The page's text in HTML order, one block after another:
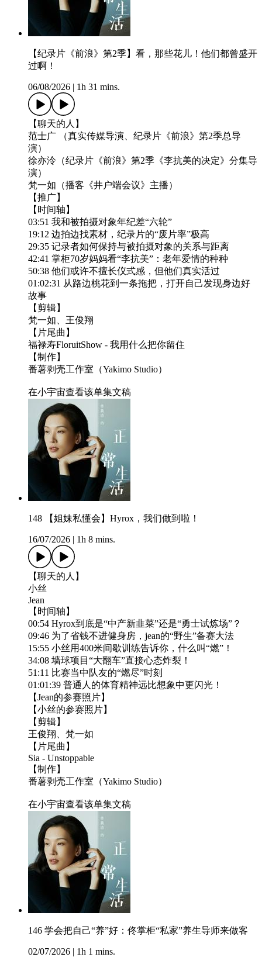
【纪录片《前浪》第2季】看，那些花儿！他们都曾盛开
过啊！
06/08/2026 1h 31 mins.
【聊天的人】
范士广 （真实传媒导演、纪录片《前浪》第2季总导
演）
徐亦泠（纪录片《前浪》第2季《李抗美的决定》分集导
演）
梵一如（播客《井户端会议》主播）
【推广】
【时间轴】
03:51 我和被拍摄对象年纪差“六轮”
19:12 边拍边找素材，纪录片的“废片率”极高
29:35 记录者如何保持与被拍摄对象的关系与距离
42:41 掌柜70岁妈妈看“李抗美”：老年爱情的种种
50:38 他们或许不擅长仪式感，但他们真实活过
01:02:31 从路边桃花到一条拖把，打开自己发现身边好
故事
【剪辑】
梵一如、王俊翔
【片尾曲】
福禄寿FloruitShow - 我用什么把你留住
【制作】
番薯剥壳工作室（Yakimo Studio）
在小宇宙查看该单集文稿
148 【姐妹私懂会】Hyrox，我们做到啦！
16/07/2026 1h 8 mins.
【聊天的人】
小丝
Jean
【时间轴】
00:54 Hyrox到底是“中产新韭菜”还是“勇士试炼场”？
09:46 为了省钱不进健身房，jean的“野生”备赛大法
15:55 小丝用400米间歇训练告诉你，什么叫“燃”！
34:08 墙球项目“大翻车”直接心态炸裂！
51:11 比赛当中队友的“燃尽”时刻
01:01:39 普通人的体育精神远比想象中更闪光！
【Jean的参赛照片】
【小丝的参赛照片】
【剪辑】
王俊翔、梵一如
【片尾曲】
Sia - Unstoppable
【制作】
番薯剥壳工作室（Yakimo Studio）
在小宇宙查看该单集文稿
146 学会把自己“养”好：佟掌柜“私家”养生导师来做客
02/07/2026 1h 1 mins.